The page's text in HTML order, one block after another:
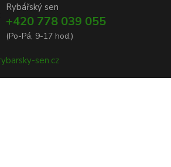
Rybářský sen
+420 778 039 055
(Po-Pá, 9-17 hod.)
sen.cz